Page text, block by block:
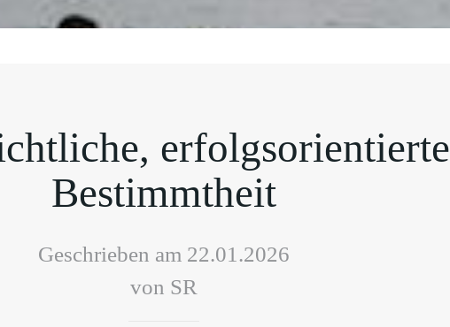
erfolgsorientierte
Bestimmtheit
Geschrieben am 22.01.2026
von SR